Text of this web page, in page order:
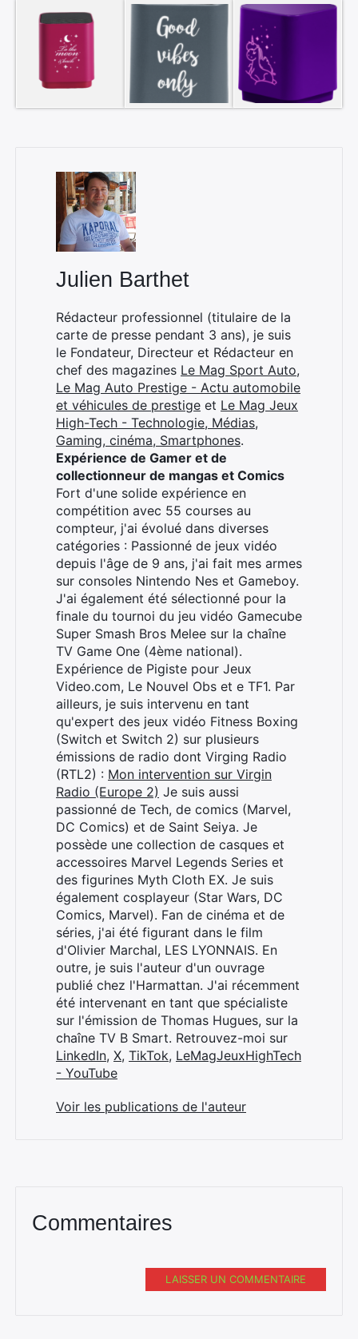
Julien Barthet
Rédacteur professionnel (titulaire de la
carte de presse pendant 3 ans), je suis
le Fondateur, Directeur et Rédacteur en
chef des magazines Le Mag Sport Auto,
Le Mag Auto Prestige - Actu automobile
et véhicules de prestige et Le Mag Jeux
High-Tech - Technologie, Médias,
Gaming, cinéma, Smartphones.
Expérience de Gamer et de
collectionneur de mangas et Comics
Fort d'une solide expérience en
compétition avec 55 courses au
compteur, j'ai évolué dans diverses
catégories : Passionné de jeux vidéo
depuis l'âge de 9 ans, j'ai fait mes armes
sur consoles Nintendo Nes et Gameboy.
J'ai également été sélectionné pour la
finale du tournoi du jeu vidéo Gamecube
Super Smash Bros Melee sur la chaîne
TV Game One (4ème national).
Expérience de Pigiste pour Jeux
Video.com, Le Nouvel Obs et e TF1. Par
ailleurs, je suis intervenu en tant
qu'expert des jeux vidéo Fitness Boxing
(Switch et Switch 2) sur plusieurs
émissions de radio dont Virging Radio
(RTL2) : Mon intervention sur Virgin
Radio (Europe 2) Je suis aussi
passionné de Tech, de comics (Marvel,
DC Comics) et de Saint Seiya. Je
possède une collection de casques et
accessoires Marvel Legends Series et
des figurines Myth Cloth EX. Je suis
également cosplayeur (Star Wars, DC
Comics, Marvel). Fan de cinéma et de
séries, j'ai été figurant dans le film
d'Olivier Marchal, LES LYONNAIS. En
outre, je suis l'auteur d'un ouvrage
publié chez l'Harmattan. J'ai récemment
été intervenant en tant que spécialiste
sur l'émission de Thomas Hugues, sur la
chaîne TV B Smart. Retrouvez-moi sur
LinkedIn, X, TikTok, LeMagJeuxHighTech
- YouTube
Voir les publications de l'auteur
Commentaires
LAISSER UN COMMENTAIRE
Rechercher